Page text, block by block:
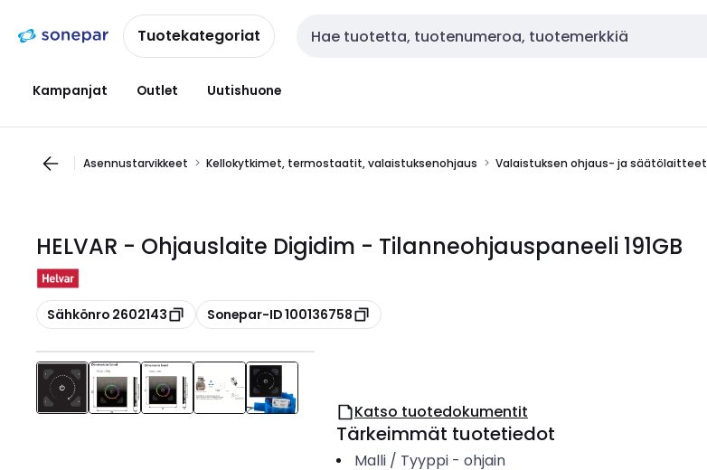
navigointiinsisältöönTuotekategoriat Haku
Kampanjat Outlet Uutishuone
Asennustarvikkeet Kellokytkimet, termostaatit, valaistuksenohjaus Valaistuksen ohjaus- ja säätölaitteet
HELVAR - Ohjauslaite Digidim - Tilanneohjauspaneeli 191GB
Kopioi
Sähkönro 2602143 Kopioi
Sonepar-ID 100136758
Katso tuotedokumentit
Tärkeimmät tuotetiedot
Malli / Tyyppi- ohjain